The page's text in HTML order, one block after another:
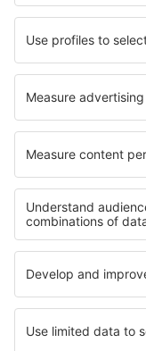
Hotels in Ringkobing
Hotels in Vieques
Die besten Hotels -
Hotels an der
Hotels in Dolomites
Hotels auf Sizilien
Hotels in Belgien
Hotels in Greater